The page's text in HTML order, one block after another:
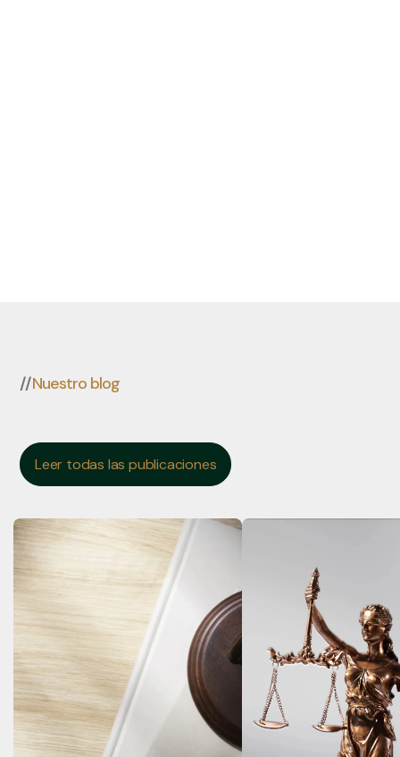
//Nuestro blog
Leer todas las publicaciones
Leer todas las publicaciones